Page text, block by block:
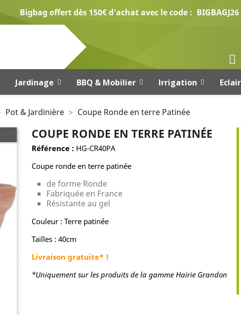
Bigbag offert dès 150€ d'achat avec le code : BIGBAGJ26
Jardinage BBQ & Mobilier Irrigation
Pot & Jardinière Coupe Ronde en terre Patinée
COUPE RONDE EN TERRE PATINÉE
Référence : HG-CR40PA
Coupe ronde en terre patinée
de forme Ronde
Fabriquée en France
Résistante au gel
Couleur : Terre patinée
Tailles : 40cm
Livraison gratuite* !
*Uniquement sur les produits de la gamme Hairie Grandon